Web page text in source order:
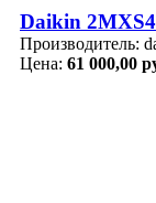
Daikin
Производитель:
Цена: 61 000,00